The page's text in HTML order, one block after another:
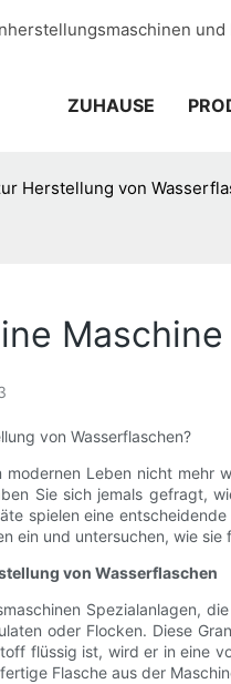
ZUHAUSE
Herstellung von
von Wasserflaschen?
modernen Leben nicht
Sie sich jemals gefragt,
spielen eine
ein und untersuchen, wie
von Wasserflaschen
Spezialanlagen,
oder Flocken. Diese
flüssig ist, wird er in eine
Flasche aus der